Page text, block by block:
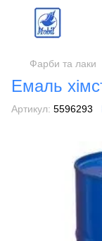
Фарби та лаки
Емаль
Артикул: 5596293